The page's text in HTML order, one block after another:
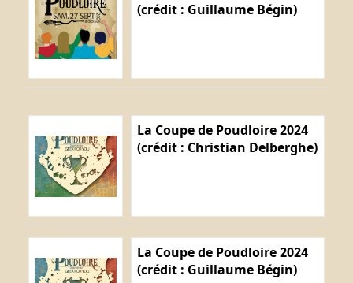
(crédit : Guillaume Bégin)
La Coupe de Poudloire 2024
(crédit : Christian Delberghe)
La Coupe de Poudloire 2024
(crédit : Guillaume Bégin)